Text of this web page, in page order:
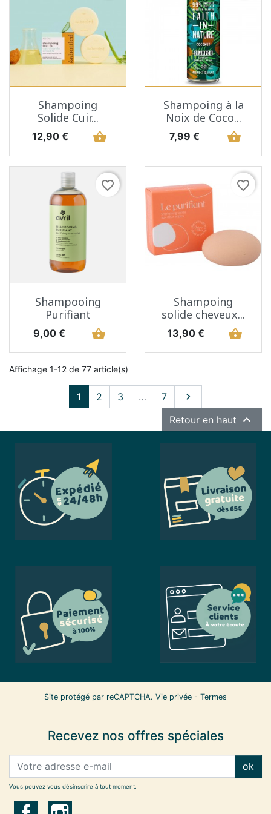
Shampoing
Solide Cuir...
Prix
12,90 € shopping_basket
Shampoing à la
Noix de Coco...
Prix
7,99 € shopping_basket
favorite_border
Shampooing
Purifiant
Prix
9,00 € shopping_basket
favorite_border
Shampoing
solide cheveux...
Prix
13,90 € shopping_basket
Affichage 1-12 de 77 article(s)
1 2 3 … 7 Suivant

Retour en haut 
Site protégé par reCAPTCHA. Vie privée - Termes
Recevez nos offres spéciales
ok
Vous pouvez vous désinscrire à tout moment.